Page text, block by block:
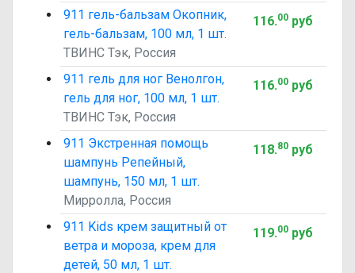
911 гель-бальзам Окопник,
гель-бальзам, 100 мл, 1 шт.
ТВИНС Тэк, Россия
116.00руб
911 гель для ног Венолгон,
гель для ног, 100 мл, 1 шт.
ТВИНС Тэк, Россия
116.00руб
911 Экстренная помощь
шампунь Репейный,
шампунь, 150 мл, 1 шт.
Мирролла, Россия
118.80руб
911 Kids крем защитный от
ветра и мороза, крем для
детей, 50 мл, 1 шт.
119.00руб